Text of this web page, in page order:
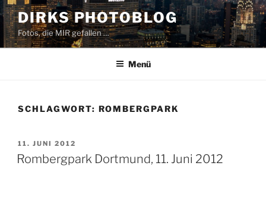
Zum
Inhalt
springen
DIRKS PHOTOBLOG
Fotos, die MIR gefallen …
Menü
SCHLAGWORT: ROMBERGPARK
VERÖFFENTLICHT
AM
11. JUNI 2012
Rombergpark Dortmund, 11. Juni 2012